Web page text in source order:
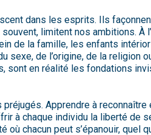
dans les esprits. Ils
limitent nos ambitions. À
de la famille, les enfants
sexe, de l’origine, de la religion
sont en réalité les fondations
Apprendre à reconnaître
à chaque individu la liberté de
où chacun peut s’épanouir, quel